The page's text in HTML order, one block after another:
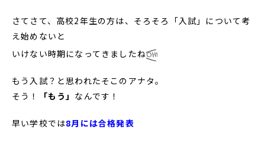
さてさて、高校2年生の方は、そろそろ「入試」について考
え始めないと
いけない時期になってきましたね
もう入試？と思われたそこのアナタ。
そう！
「もう」 なんです！
早い学校では8月には合格発表